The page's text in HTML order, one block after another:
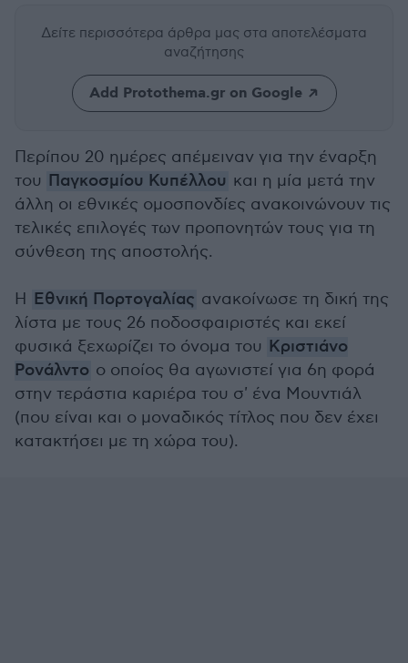
Δείτε περισσότερα άρθρα μας στα αποτελέσματα
αναζήτησης
Add Protothema.gr on Google
Περίπου 20 ημέρες απέμειναν για την έναρξη
του Παγκοσμίου Κυπέλλου και η μία μετά την
άλλη οι εθνικές ομοσπονδίες ανακοινώνουν τις
τελικές επιλογές των προπονητών τους για τη
σύνθεση της αποστολής.
Η Εθνική Πορτογαλίας ανακοίνωσε τη δική της
λίστα με τους 26 ποδοσφαιριστές και εκεί
φυσικά ξεχωρίζει το όνομα του Κριστιάνο
Ρονάλντο ο οποίος θα αγωνιστεί για 6η φορά
στην τεράστια καριέρα του σ' ένα Μουντιάλ
(που είναι και ο μοναδικός τίτλος που δεν έχει
κατακτήσει με τη χώρα του).